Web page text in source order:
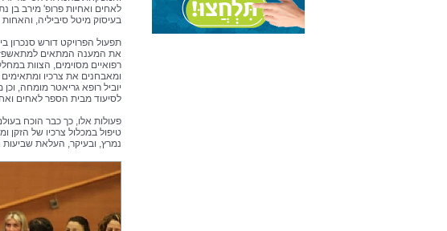
לאחים ואחיות פרופ' מירב בן
בעיסוק מיטל סיביליה,
תפעול הפרויקט דורש סנכרון
את המענה המתאים
רפואיים מסוימים, הצוות
ומאבחנים את צרכיו
יוביל רופא גריאטר מומחה,
לסיעוד מבית הספר לאחים
פעולות אלו, כך כבר הוכח
טיפול במכלול צרכיו של הזקן
נמרץ, ובעיקר, העלאת